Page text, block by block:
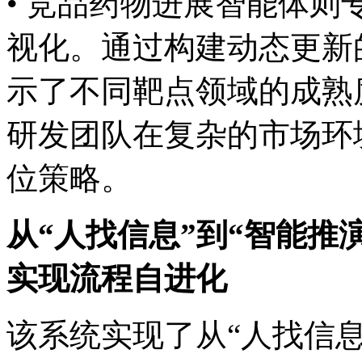
视化。通过构建动态更新
示了不同靶点领域的成熟
研发团队在复杂的市场
位策略。
从“人找信息”到“智能推演
实现流程自进化
该系统实现了从“人找信